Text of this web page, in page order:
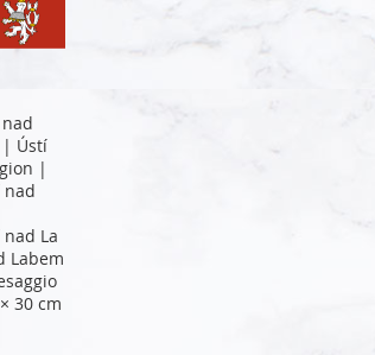
| Ústí
|
nad
La
Labem
30 cm